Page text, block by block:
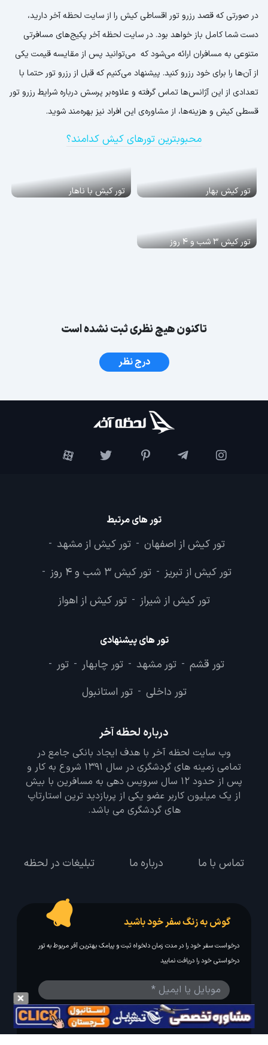
در صورتی که قصد رزرو تور اقساطی کیش را از سایت لحظه آخر دارید،
دست شما کامل باز خواهد بود. در سایت لحظه آخر پکیج‌های مسافرتی
متنوعی به مسافران ارائه می‌شود که می‌توانید پس از مقایسه قیمت یکی
از آن‌ها را برای خود رزرو کنید. پیشنهاد می‌کنیم که قبل از رزرو تور حتما با
تعدادی از این آژانس‌ها تماس گرفته و علاوه‌بر پرسش درباره شرایط رزرو تور
قسطی کیش و هزینه‌ها، از مشاوره‌ی این افراد نیز بهره‌مند شوید.
محبوبترین تورهای کیش کدامند؟
تور کیش بهار تور کیش با ناهار
تور کیش 3 شب و 4 روز
تاکنون هیچ نظری ثبت نشده است
درج نظر
تور های مرتبط
تور کیش از اصفهان - تور کیش از مشهد -
تور کیش از تبریز - تور کیش 3 شب و 4 روز -
تور کیش از شیراز - تور کیش از اهواز
تور های پیشنهادی
تور قشم - تور مشهد - تور چابهار - تور -
تور داخلی - تور استانبول
درباره لحظه آخر
وب سایت لحظه آخر با هدف ایجاد بانکی جامع در
تمامی زمینه های گردشگری در سال 1391 شروع به کار و
پس از حدود 12 سال سرویس دهی به مسافرین با بیش
از یک میلیون کاربر عضو یکی از پربازدید ترین استارتاپ
های گردشگری می باشد.
تماس با ما درباره ما تبلیغات در لحظه
گوش به زنگ سفر خود باشید
درخواست سفر خود را در مدت زمان دلخواه ثبت و پیامک بهترین آفر مربوط به تور
درخواستی خود را دریافت نمایید